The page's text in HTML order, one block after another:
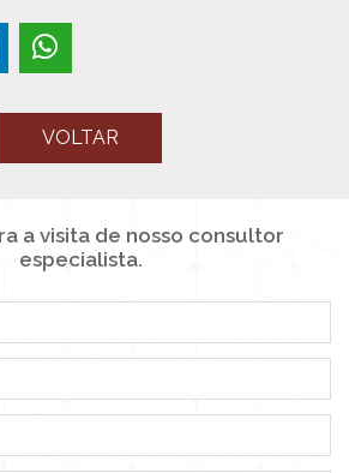
VOLTAR
a visita de nosso consultor
especialista.